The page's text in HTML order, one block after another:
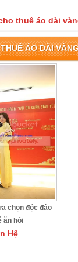
thuê áo dài
ÁO DÀI
chọn độc đáo
ăn hỏi
Hệ